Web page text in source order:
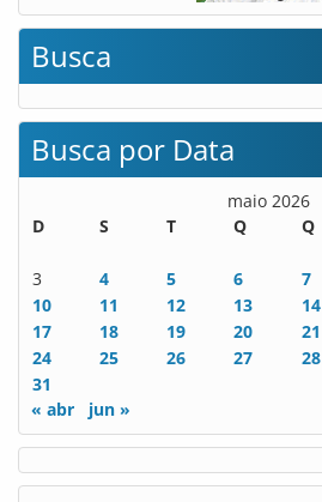
Busca
Busca por Data
maio 2026
D
S T Q Q
3
4 5 6 7
10
11 12 13 14
17
18 19 20 21
24
25 26 27 28
31
« abr
jun »